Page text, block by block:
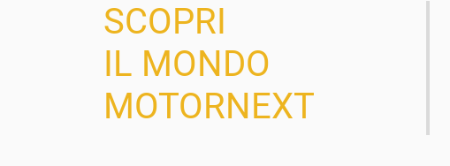
SCOPRI
IL MONDO
MOTORNEXT